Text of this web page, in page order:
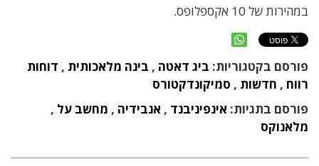
במהירות של 10 אקספלופס.
פורסם בקטגוריות: ביג דאטה , בינה מלאכותית , דוחות
רווח , חדשות , סמיקונדקטורס
פורסם בתגיות: אינפיניבנד , אנבידיה , מחשב על ,
מלאנוקס